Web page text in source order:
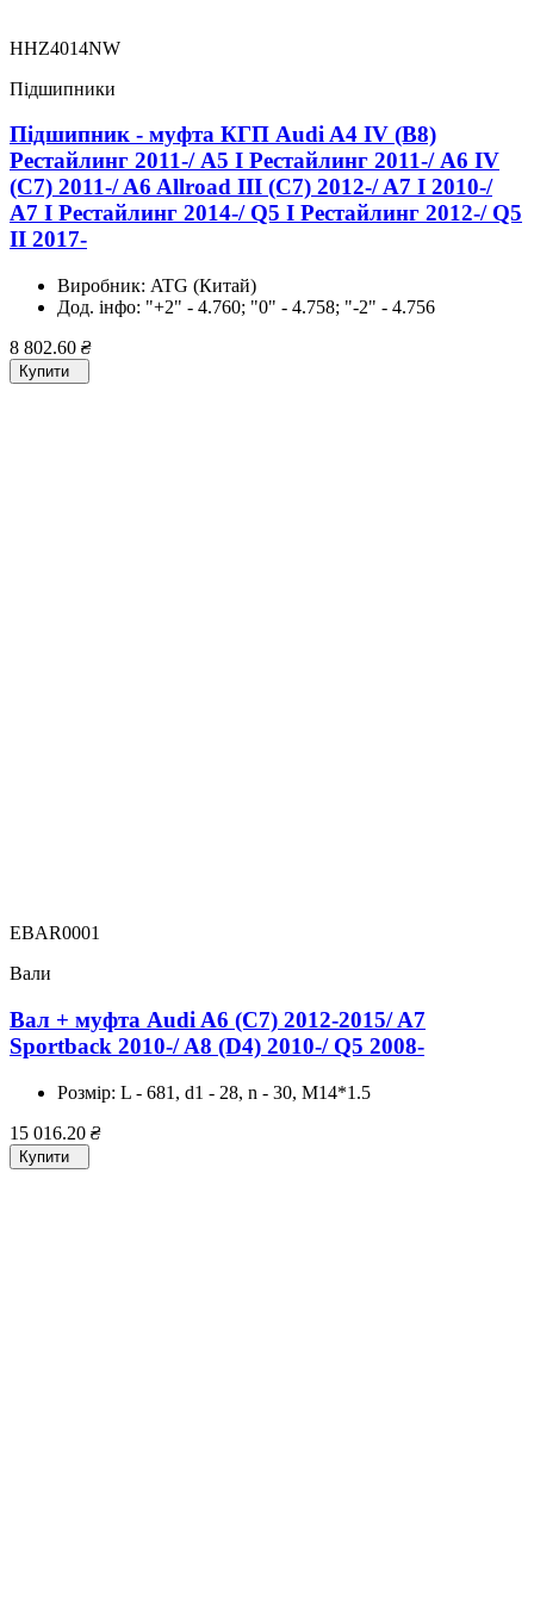
HHZ4014NW
Підшипники
Підшипник - муфта КГП Audi A4 IV (B8)
Рестайлинг 2011-/ A5 I Рестайлинг 2011-/ A6 IV
(C7) 2011-/ A6 Allroad III (C7) 2012-/ A7 I 2010-/
A7 I Рестайлинг 2014-/ Q5 I Рестайлинг 2012-/ Q5
II 2017-
Виробник: ATG (Китай)
Дод. інфо: "+2" - 4.760; "0" - 4.758; "-2" - 4.756
8 802.60 ₴
Купити
EBAR0001
Вали
Вал + муфта Audi A6 (C7) 2012-2015/ A7
Sportback 2010-/ A8 (D4) 2010-/ Q5 2008-
Розмір: L - 681, d1 - 28, n - 30, M14*1.5
15 016.20 ₴
Купити